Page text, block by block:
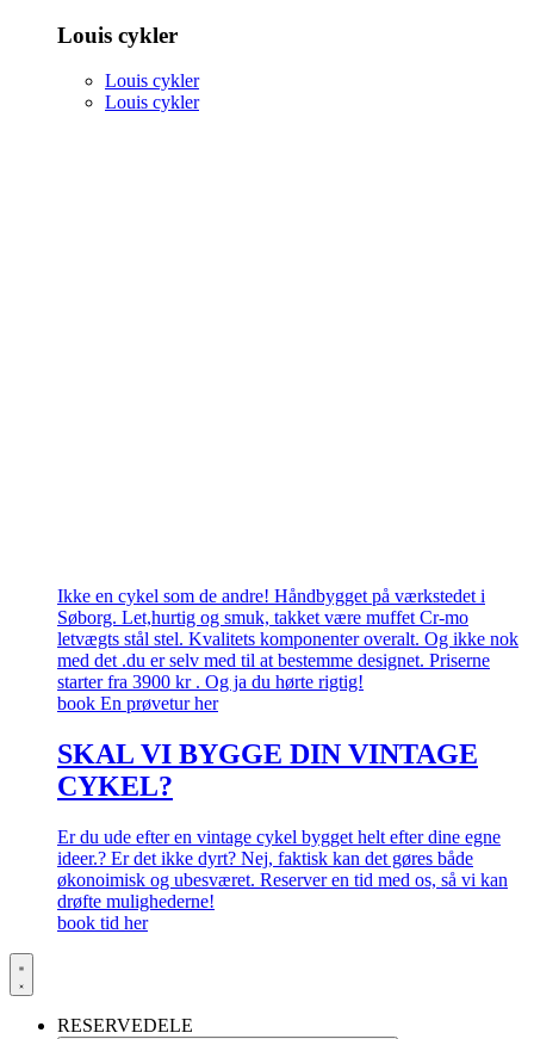
Louis cykler
Louis cykler
Louis cykler
Ikke en cykel som de andre! Håndbygget på værkstedet i
Søborg. Let,hurtig og smuk, takket være muffet Cr-mo
letvægts stål stel. Kvalitets komponenter overalt. Og ikke nok
med det .du er selv med til at bestemme designet. Priserne
starter fra 3900 kr . Og ja du hørte rigtig!
book En prøvetur her
SKAL VI BYGGE DIN VINTAGE
CYKEL?
Er du ude efter en vintage cykel bygget helt efter dine egne
ideer.? Er det ikke dyrt? Nej, faktisk kan det gøres både
økonoimisk og ubesværet. Reserver en tid med os, så vi kan
drøfte mulighederne!
book tid her
RESERVEDELE